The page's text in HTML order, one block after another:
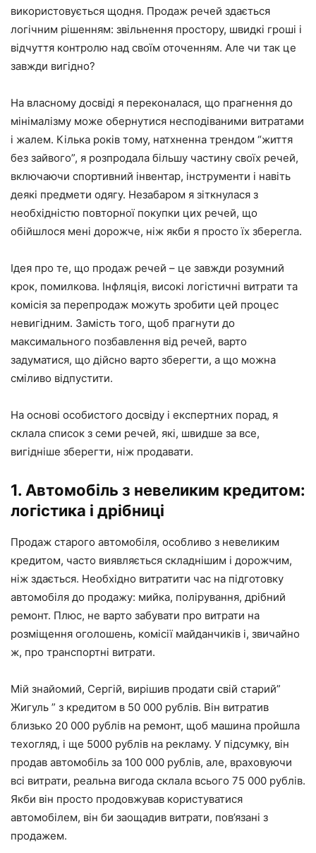
використовується щодня. Продаж речей здається
логічним рішенням: звільнення простору, швидкі гроші і
відчуття контролю над своїм оточенням. Але чи так це
завжди вигідно?
На власному досвіді я переконалася, що прагнення до
мінімалізму може обернутися несподіваними витратами
і жалем. Кілька років тому, натхненна трендом “життя
без зайвого”, я розпродала більшу частину своїх речей,
включаючи спортивний інвентар, інструменти і навіть
деякі предмети одягу. Незабаром я зіткнулася з
необхідністю повторної покупки цих речей, що
обійшлося мені дорожче, ніж якби я просто їх зберегла.
Ідея про те, що продаж речей – це завжди розумний
крок, помилкова. Інфляція, високі логістичні витрати та
комісія за перепродаж можуть зробити цей процес
невигідним. Замість того, щоб прагнути до
максимального позбавлення від речей, варто
задуматися, що дійсно варто зберегти, а що можна
сміливо відпустити.
На основі особистого досвіду і експертних порад, я
склала список з семи речей, які, швидше за все,
вигідніше зберегти, ніж продавати.
1. Автомобіль з невеликим кредитом:
логістика і дрібниці
Продаж старого автомобіля, особливо з невеликим
кредитом, часто виявляється складнішим і дорожчим,
ніж здається. Необхідно витратити час на підготовку
автомобіля до продажу: мийка, полірування, дрібний
ремонт. Плюс, не варто забувати про витрати на
розміщення оголошень, комісії майданчиків і, звичайно
ж, про транспортні витрати.
Мій знайомий, Сергій, вирішив продати свій старий”
Жигуль ” з кредитом в 50 000 рублів. Він витратив
близько 20 000 рублів на ремонт, щоб машина пройшла
техогляд, і ще 5000 рублів на рекламу. У підсумку, він
продав автомобіль за 100 000 рублів, але, враховуючи
всі витрати, реальна вигода склала всього 75 000 рублів.
Якби він просто продовжував користуватися
автомобілем, він би заощадив витрати, пов’язані з
продажем.